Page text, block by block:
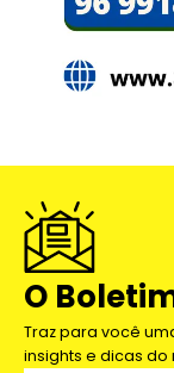
O
Traz para você
insights e dicas do